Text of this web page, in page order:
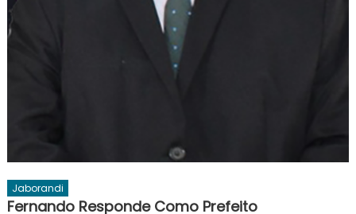
Jaborandi
Fernando Responde Como Prefeito